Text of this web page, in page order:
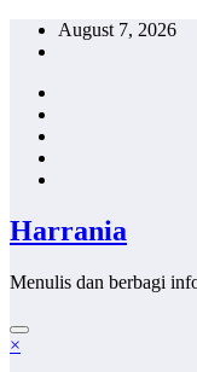
Skip
August 7, 2026
Harrania
Menulis dan berbagi
×